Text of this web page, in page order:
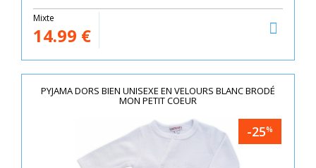
Mixte
14.99 €
PYJAMA DORS BIEN UNISEXE EN VELOURS BLANC BRODÉ
MON PETIT COEUR
-25%